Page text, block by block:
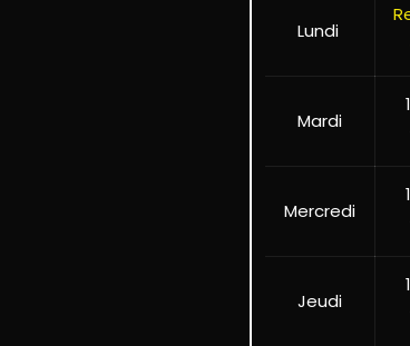
Lundi
Mardi
Mercredi
Jeudi